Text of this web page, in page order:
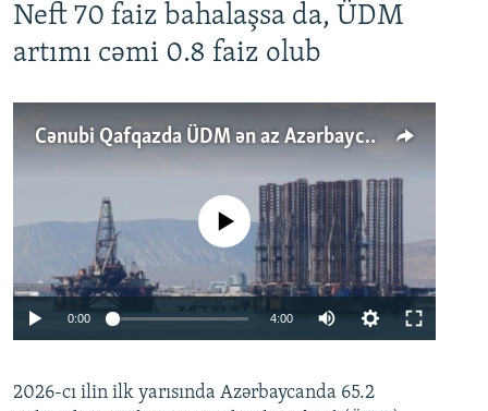
Neft 70 faiz bahalaşsa da, ÜDM
artımı cəmi 0.8 faiz olub
Cənubi Qafqazda ÜDM ən az Azərbaycanda artır: Qonşuları niyə Bakını qabaqlaya bilir?
No media source currently available
0:00 4:00
360p
2026-cı ilin ilk yarısında Azərbaycanda 65.2